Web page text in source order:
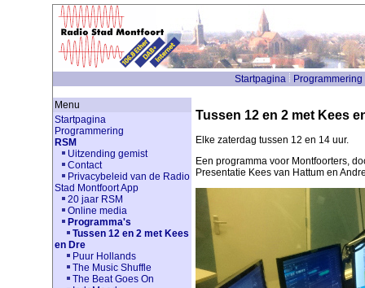
Startpagina Programmering
Menu
Startpagina
Programmering
RSM
Uitzending gemist
Contact
Privacybeleid van de Radio
Stad Montfoort App
20 jaar RSM
Online media
Programma's
Tussen 12 en 2 met Kees
en Dre
Puur Hollands
The Music Shuffle
The Beat Goes On
Tussen 12 en 2 met Kees
Elke zaterdag tussen 12 en 14 uur.
Een programma voor Montfoorters,
Presentatie Kees van Hattum en